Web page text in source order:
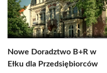
Nowe Doradztwo B+R w
Ełku dla Przedsiębiorców